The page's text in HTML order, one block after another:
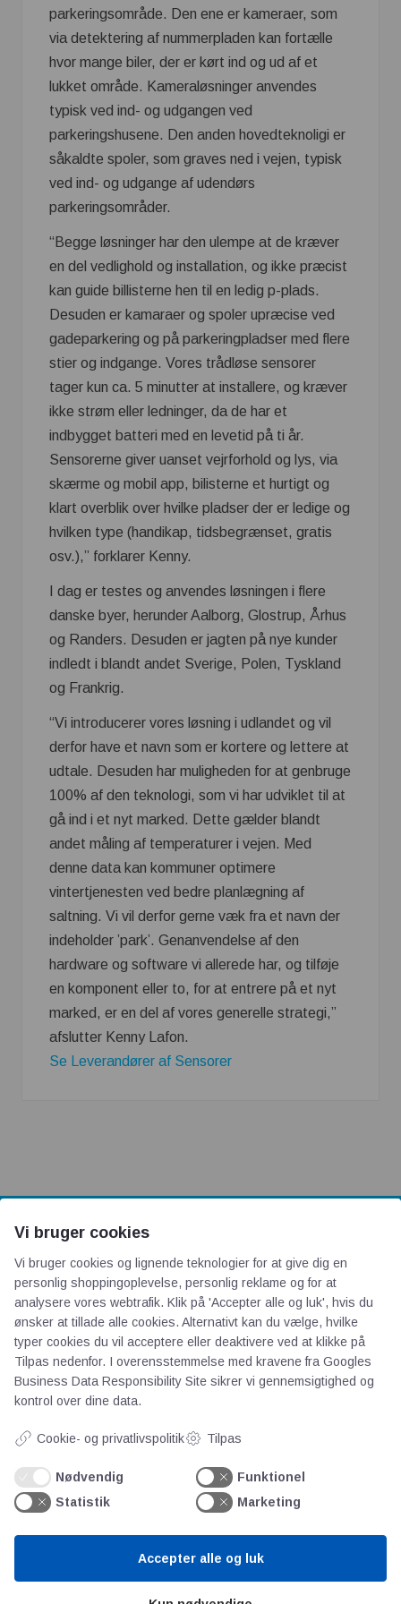
parkeringsområde. Den ene er kameraer, som
via detektering af nummerpladen kan fortælle
hvor mange biler, der er kørt ind og ud af et
lukket område. Kameraløsninger anvendes
typisk ved ind- og udgangen ved
parkeringshusene. Den anden hovedteknoligi er
såkaldte spoler, som graves ned i vejen, typisk
ved ind- og udgange af udendørs
parkeringsområder.
“Begge løsninger har den ulempe at de kræver
en del vedlighold og installation, og ikke præcist
kan guide billisterne hen til en ledig p-plads.
Desuden er kamaraer og spoler upræcise ved
gadeparkering og på parkeringpladser med flere
stier og indgange. Vores trådløse sensorer
tager kun ca. 5 minutter at installere, og kræver
ikke strøm eller ledninger, da de har et
indbygget batteri med en levetid på ti år.
Sensorerne giver uanset vejrforhold og lys, via
skærme og mobil app, bilisterne et hurtigt og
klart overblik over hvilke pladser der er ledige og
hvilken type (handikap, tidsbegrænset, gratis
osv.),” forklarer Kenny.
I dag er testes og anvendes løsningen i flere
danske byer, herunder Aalborg, Glostrup, Århus
og Randers. Desuden er jagten på nye kunder
indledt i blandt andet Sverige, Polen, Tyskland
og Frankrig.
“Vi introducerer vores løsning i udlandet og vil
derfor have et navn som er kortere og lettere at
udtale. Desuden har muligheden for at genbruge
100% af den teknologi, som vi har udviklet til at
gå ind i et nyt marked. Dette gælder blandt
andet måling af temperaturer i vejen. Med
denne data kan kommuner optimere
vintertjenesten ved bedre planlægning af
saltning. Vi vil derfor gerne væk fra et navn der
indeholder ’park’. Genanvendelse af den
hardware og software vi allerede har, og tilføje
en komponent eller to, for at entrere på et nyt
marked, er en del af vores generelle strategi,”
afslutter Kenny Lafon.
Se Leverandører af Sensorer
AOT
Om os
Priser
Kontakt
Persondata
Videncentre
Teknologisk Institut
Bitva
Forkortelser
Vi bruger cookies
Vi bruger cookies og lignende teknologier for at give dig en
personlig shoppingoplevelse, personlig reklame og for at
analysere vores webtrafik. Klik på 'Accepter alle og luk', hvis du
ønsker at tillade alle cookies. Alternativt kan du vælge, hvilke
typer cookies du vil acceptere eller deaktivere ved at klikke på
Tilpas nedenfor. I overensstemmelse med kravene fra Googles
Business Data Responsibility Site sikrer vi gennemsigtighed og
kontrol over dine data.
Cookie- og privatlivspolitik Tilpas
Nødvendig
Funktionel
Statistik
Marketing
Accepter alle og luk